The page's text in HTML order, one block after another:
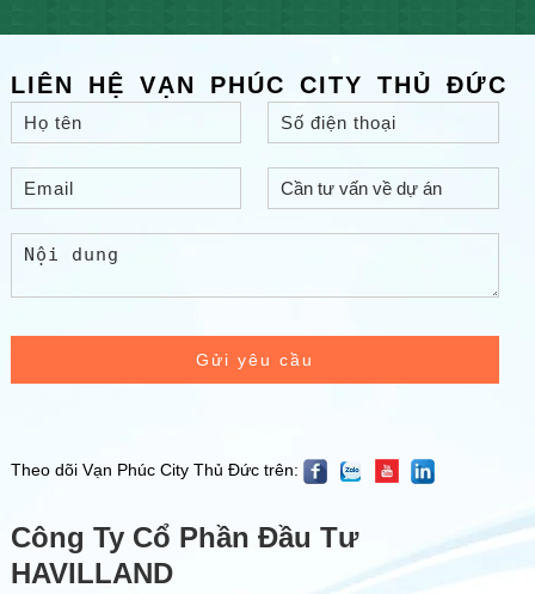
LIÊN HỆ VẠN PHÚC CITY THỦ ĐỨC
Gửi yêu cầu
Theo dõi Vạn Phúc City Thủ Đức trên:
Công Ty Cổ Phần Đầu Tư
HAVILLAND